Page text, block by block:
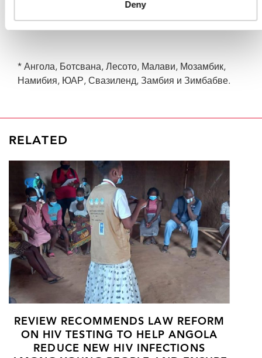
Deny
до пациентов, и мы не должны ослаблять борьбу со
стигмой», - заявил он.
* Ангола, Ботсвана, Лесото, Малави, Мозамбик,
Намибия, ЮАР, Свазиленд, Замбия и Зимбабве.
RELATED
REVIEW RECOMMENDS LAW REFORM
ON HIV TESTING TO HELP ANGOLA
REDUCE NEW HIV INFECTIONS